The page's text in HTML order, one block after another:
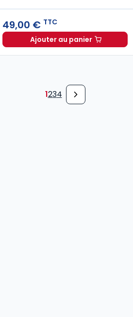
49,00 € TTC
Ajouter au panier
Le guide du
1234